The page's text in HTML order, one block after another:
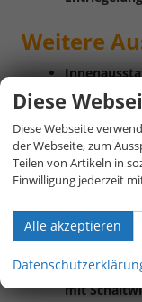
Weitere
Soul-
Türen vorn
Kombifilter,
Zonen-
mit
Diese
Diese Webseite
der Webseite, zum
Teilen von Artikeln in
Einwilligung jederzeit
Alle akzeptieren